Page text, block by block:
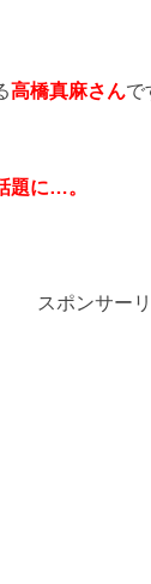
高橋真麻さんで
題に…。
スポンサー